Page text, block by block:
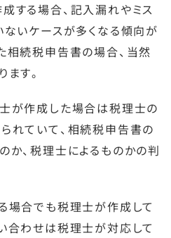
する場合、記入漏れやミス
ないケースが多くなる傾向が
相続税申告書の場合、当然
す。
が作成した場合は税理士の
れていて、相続税申告書の
か、税理士によるものかの判
場合でも税理士が作成して
合わせは税理士が対応して